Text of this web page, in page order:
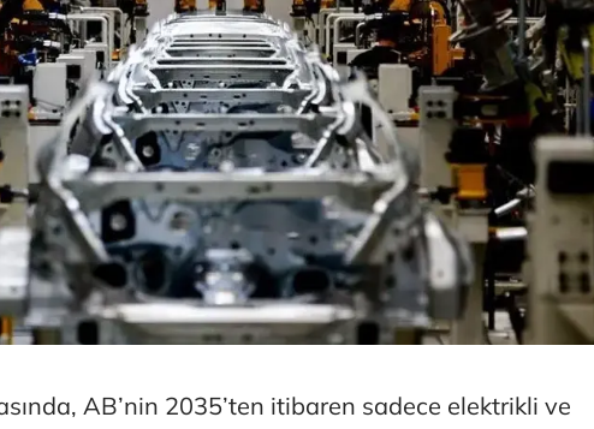
AB’nin 2035’ten itibaren sadece elektrikli ve